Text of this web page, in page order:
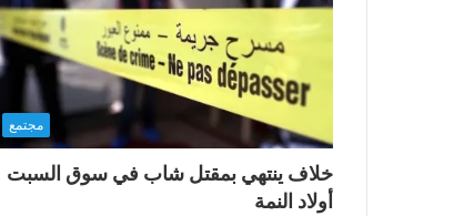
مجتمع
خلاف ينتهي بمقتل شاب في سوق السبت
أولاد النمة